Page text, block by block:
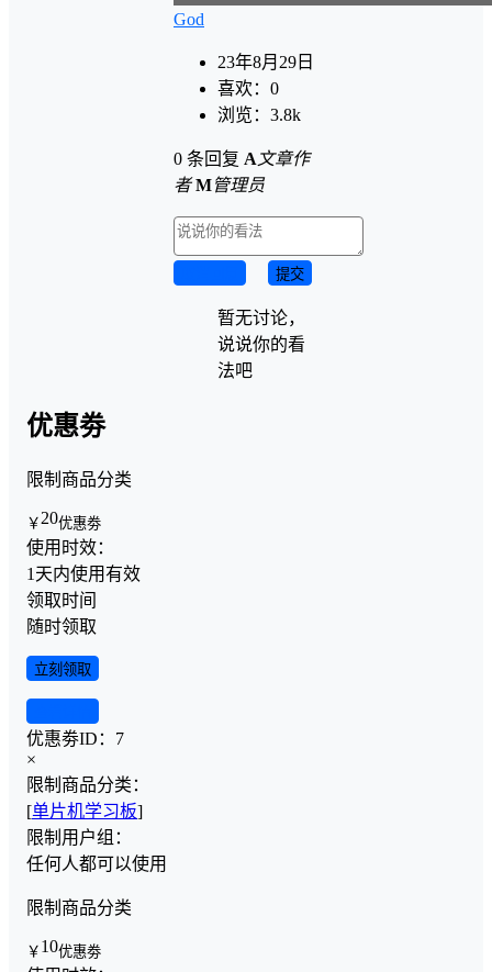
God
23年8月29日
喜欢： 0
浏览： 3.8k
0 条回复 A 文章作
者 M管理员
提交
暂无讨论，
说说你的看
法吧
优惠劵
限制商品分类
￥ 20优惠劵
使用时效：
1天内使用有效
领取时间
随时领取
立刻领取
优惠劵ID： 7
×
限制商品分类：
[单片机学习板]
限制用户组：
任何人都可以使用
限制商品分类
￥ 10优惠劵